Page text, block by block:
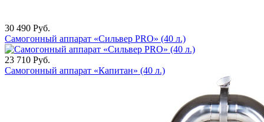
30 490 Руб.
Самогонный аппарат «Сильвер PRO» (40 л.)
23 710 Руб.
Самогонный аппарат «Капитан» (40 л.)